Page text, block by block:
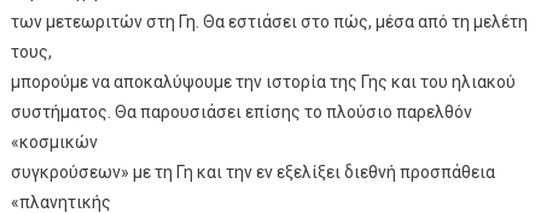
των μετεωριτών στη Γη. Θα εστιάσει στο πώς, μέσα από τη μελέτη
τους,
μπορούμε να αποκαλύψουμε την ιστορία της Γης και του ηλιακού
συστήματος. Θα παρουσιάσει επίσης το πλούσιο παρελθόν
«κοσμικών
συγκρούσεων» με τη Γη και την εν εξελίξει διεθνή προσπάθεια
«πλανητικής